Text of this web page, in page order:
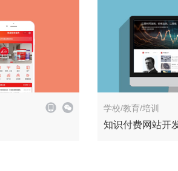
解决方案 学校/教育/培训
知识付费网站开